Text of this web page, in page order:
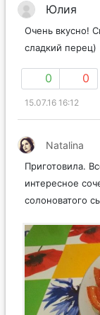
Юлия
Очень вкусно!
сладкий перец)
0 0
15.07.16 16:12
Natalina
Приготовила.
интересное
солоноватого